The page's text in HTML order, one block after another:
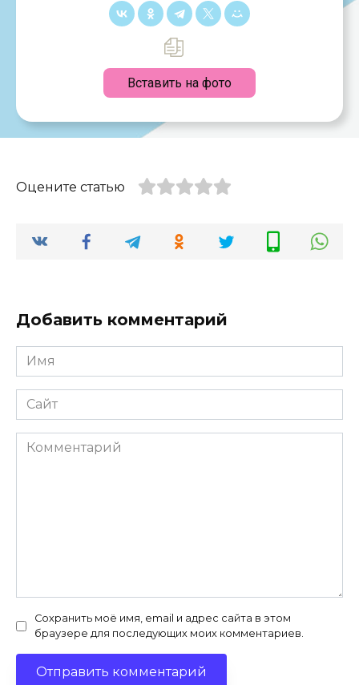
Вставить на фото
Оцените статью
Добавить комментарий
Имя
*
Сайт
Комментарий
Сохранить моё имя, email и адрес сайта в этом
браузере для последующих моих комментариев.